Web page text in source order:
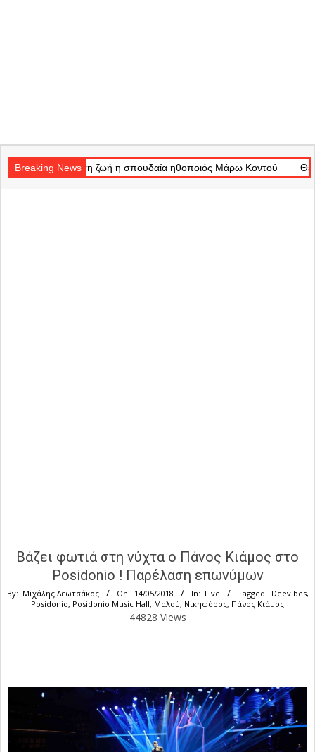
Navigation
Menu
Breaking News
τη ζωή η σπουδαία ηθοποιός Μάρω Κοντού Θέατρο Badminton:
Βάζει φωτιά στη νύχτα ο Πάνος Κιάμος στο
Posidonio ! Παρέλαση επωνύμων
By: Μιχάλης Λεωτσάκος On: 14/05/2018 In: Live Tagged: Deevibes,
Posidonio, Posidonio Music Hall, Μαλού, Νικηφόρος, Πάνος Κιάμος
44828 Views